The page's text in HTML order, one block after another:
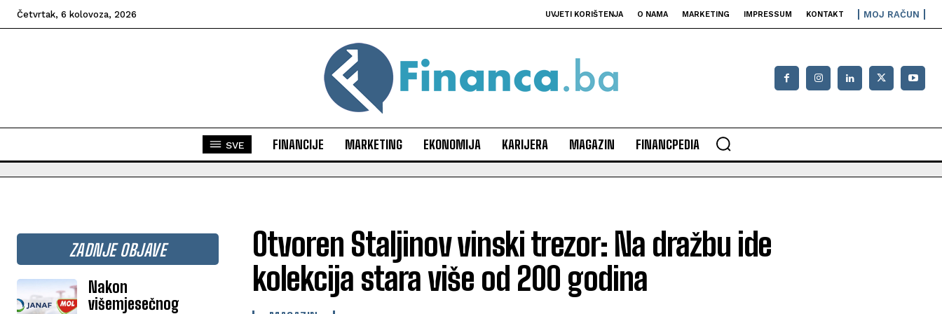
Četvrtak, 6 kolovoza, 2026 UVJETI KORIŠTENJA O NAMA MARKETING IMPRESSUM KONTAKT MOJ RAČUN
SVE FINANCIJE MARKETING EKONOMIJA KARIJERA MAGAZIN FINANCPEDIA
ZADNJE OBJAVE
Nakon
višemjesečnog
Otvoren Staljinov vinski trezor: Na dražbu ide
kolekcija stara više od 200 godina